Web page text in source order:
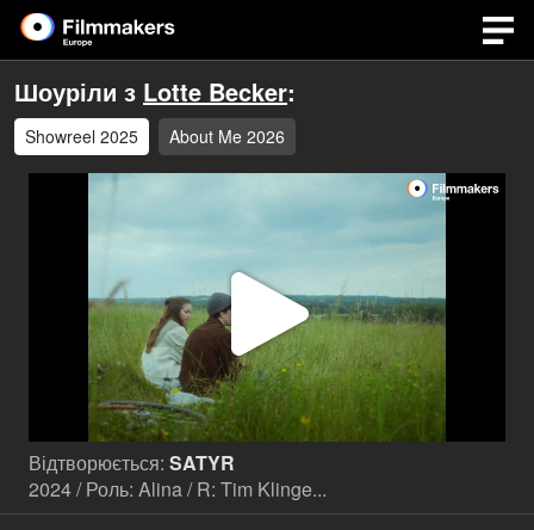
Шоуріли з Lotte Becker:
Showreel 2025 About Me 2026
відео
Відтворюється: SATYR
2024 / Роль: Alina / R: Tim Klinge...